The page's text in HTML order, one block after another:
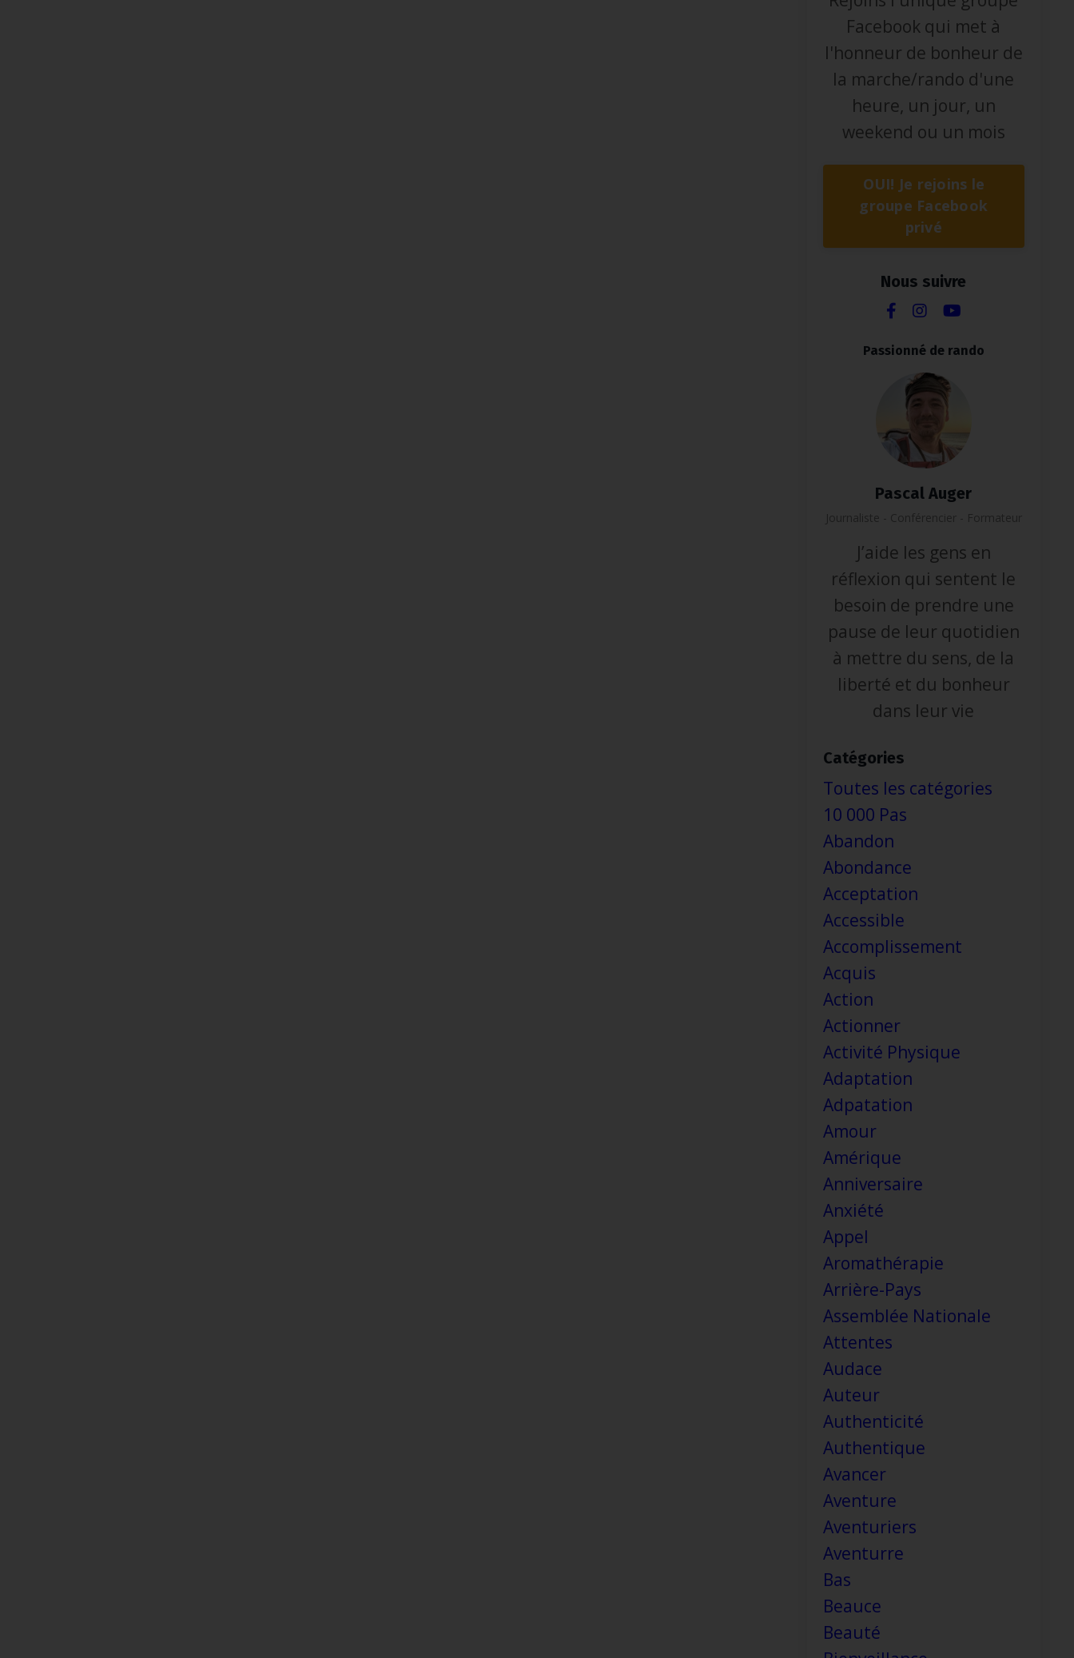
Facebook qui met à
l'honneur de bonheur de
la marche/rando d'une
heure, un jour, un
weekend ou un mois
OUI! Je rejoins le
groupe Facebook
privé
Nous suivre
Passionné de rando
Pascal Auger
Journaliste - Conférencier - Formateur
J’aide les gens en
réflexion qui sentent le
besoin de prendre une
pause de leur quotidien
à mettre du sens, de la
liberté et du bonheur
dans leur vie
Catégories
Toutes les catégories
10 000 Pas
Abandon
Abondance
Acceptation
Accessible
Accomplissement
Acquis
Action
Actionner
Activité Physique
Adaptation
Adpatation
Amour
Amérique
Anniversaire
Anxiété
Appel
Aromathérapie
Arrière-Pays
Assemblée Nationale
Attentes
Audace
Auteur
Authenticité
Authentique
Avancer
Aventure
Aventuriers
Aventurre
Bas
Beauce
Beauté